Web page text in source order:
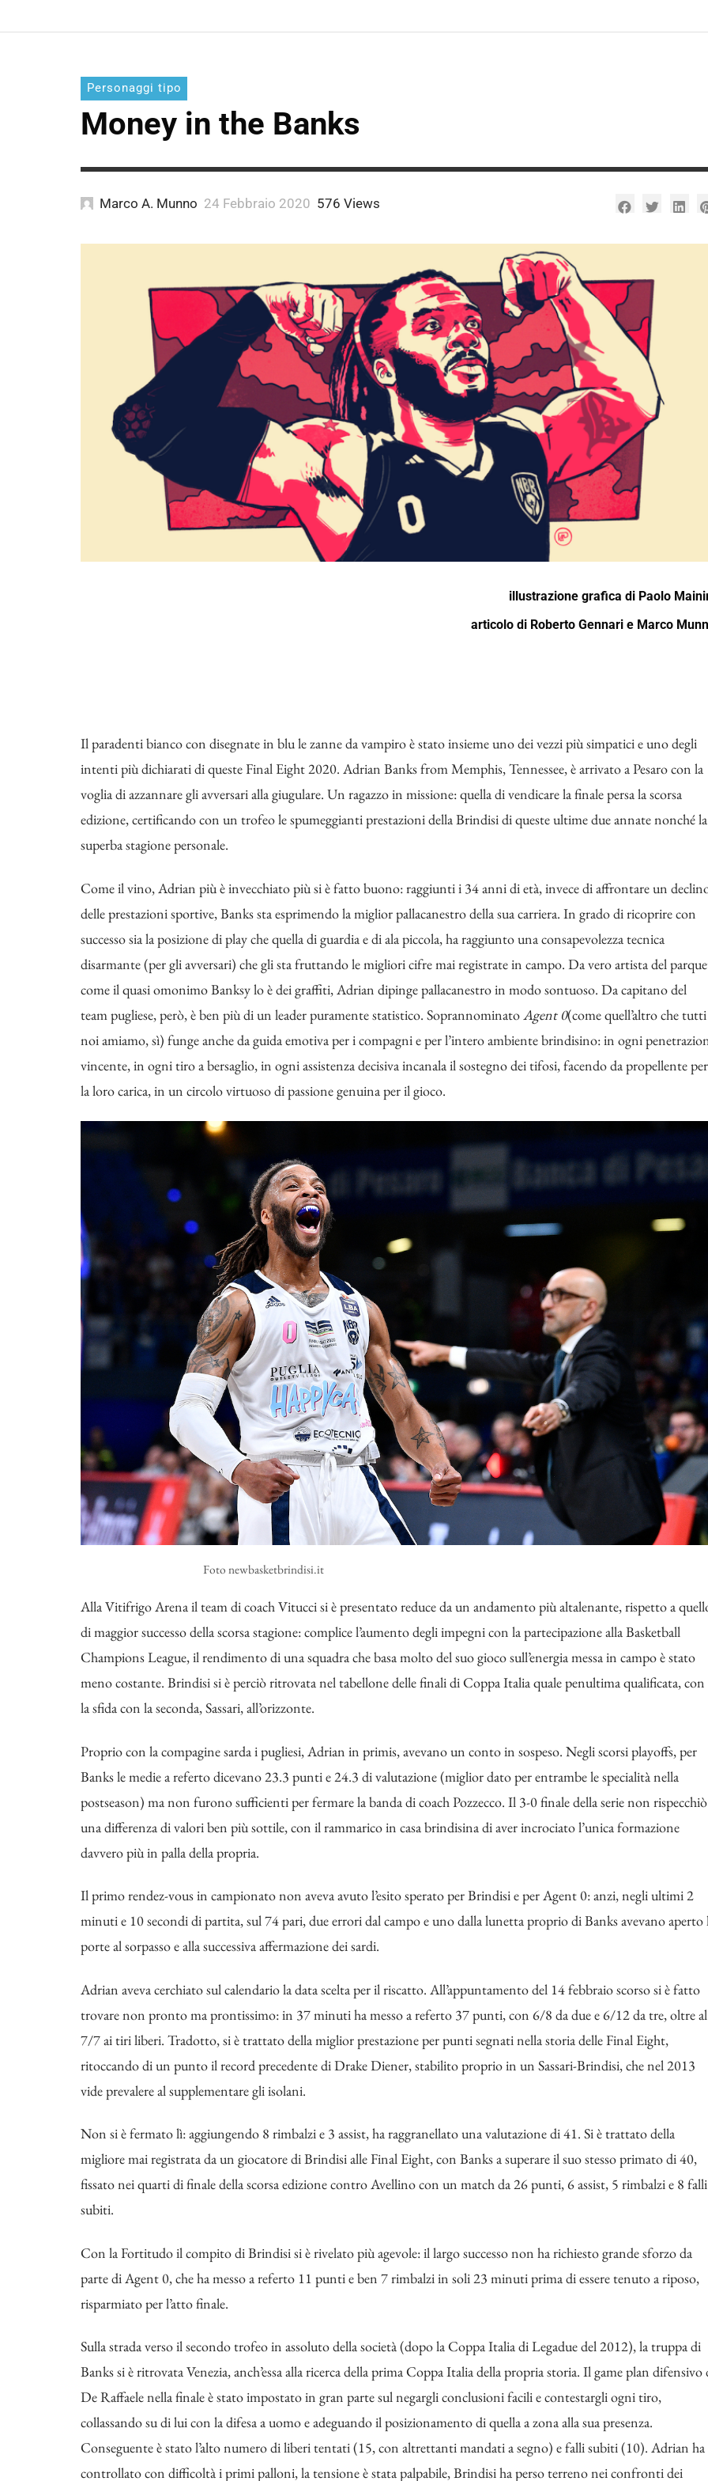
Personaggi tipo
Money in the Banks
Marco A. Munno 24 Febbraio 2020 576 Views
illustrazione grafica di Paolo
articolo di Roberto Gennari e Marco
Il paradenti bianco con disegnate in blu le zanne da vampiro è stato insieme uno dei vezzi più simpatici e uno degli
intenti più dichiarati di queste Final Eight 2020. Adrian Banks from Memphis, Tennessee, è arrivato a Pesaro con la
voglia di azzannare gli avversari alla giugulare. Un ragazzo in missione: quella di vendicare la finale persa la scorsa
edizione, certificando con un trofeo le spumeggianti prestazioni della Brindisi di queste ultime due annate nonché la
superba stagione personale.
Come il vino, Adrian più è invecchiato più si è fatto buono: raggiunti i 34 anni di età, invece di affrontare un
delle prestazioni sportive, Banks sta esprimendo la miglior pallacanestro della sua carriera. In grado di ricoprire con
successo sia la posizione di play che quella di guardia e di ala piccola, ha raggiunto una consapevolezza tecnica
disarmante (per gli avversari) che gli sta fruttando le migliori cifre mai registrate in campo. Da vero artista del
come il quasi omonimo Banksy lo è dei graffiti, Adrian dipinge pallacanestro in modo sontuoso. Da capitano del
team pugliese, però, è ben più di un leader puramente statistico. SoprannominatoAgent 0(come quell’altro che tutti
noi amiamo, sì) funge anche da guida emotiva per i compagni e per l’intero ambiente brindisino: in ogni
vincente, in ogni tiro a bersaglio, in ogni assistenza decisiva incanala il sostegno dei tifosi, facendo da propellente per
la loro carica, in un circolo virtuoso di passione genuina per il gioco.
Foto newbasketbrindisi.it
Alla Vitifrigo Arena il team di coach Vitucci si è presentato reduce da un andamento più altalenante, rispetto a
di maggior successo della scorsa stagione: complice l’aumento degli impegni con la partecipazione alla Basketball
Champions League, il rendimento di una squadra che basa molto del suo gioco sull’energia messa in campo è stato
meno costante. Brindisi si è perciò ritrovata nel tabellone delle finali di Coppa Italia quale penultima qualificata, con
la sfida con la seconda, Sassari, all’orizzonte.
Proprio con la compagine sarda i pugliesi, Adrian in primis, avevano un conto in sospeso. Negli scorsi playoffs, per
Banks le medie a referto dicevano 23.3 punti e 24.3 di valutazione (miglior dato per entrambe le specialità nella
postseason) ma non furono sufficienti per fermare la banda di coach Pozzecco. Il 3-0 finale della serie non rispecchiò
una differenza di valori ben più sottile, con il rammarico in casa brindisina di aver incrociato l’unica formazione
davvero più in palla della propria.
Il primo rendez-vous in campionato non aveva avuto l’esito sperato per Brindisi e per Agent 0: anzi, negli ultimi 2
minuti e 10 secondi di partita, sul 74 pari, due errori dal campo e uno dalla lunetta proprio di Banks avevano aperto
porte al sorpasso e alla successiva affermazione dei sardi.
Adrian aveva cerchiato sul calendario la data scelta per il riscatto. All’appuntamento del 14 febbraio scorso si è fatto
trovare non pronto ma prontissimo: in 37 minuti ha messo a referto 37 punti, con 6/8 da due e 6/12 da tre, oltre al
7/7 ai tiri liberi. Tradotto, si è trattato della miglior prestazione per punti segnati nella storia delle Final Eight,
ritoccando di un punto il record precedente di Drake Diener, stabilito proprio in un Sassari-Brindisi, che nel 2013
vide prevalere al supplementare gli isolani.
Non si è fermato lì: aggiungendo 8 rimbalzi e 3 assist, ha raggranellato una valutazione di 41. Si è trattato della
migliore mai registrata da un giocatore di Brindisi alle Final Eight, con Banks a superare il suo stesso primato di 40,
fissato nei quarti di finale della scorsa edizione contro Avellino con un match da 26 punti, 6 assist, 5 rimbalzi e 8 falli
subiti.
Con la Fortitudo il compito di Brindisi si è rivelato più agevole: il largo successo non ha richiesto grande sforzo da
parte di Agent 0, che ha messo a referto 11 punti e ben 7 rimbalzi in soli 23 minuti prima di essere tenuto a riposo,
risparmiato per l’atto finale.
Sulla strada verso il secondo trofeo in assoluto della società (dopo la Coppa Italia di Legadue del 2012), la truppa di
Banks si è ritrovata Venezia, anch’essa alla ricerca della prima Coppa Italia della propria storia. Il game plan difensivo
De Raffaele nella finale è stato impostato in gran parte sul negargli conclusioni facili e contestargli ogni tiro,
collassando su di lui con la difesa a uomo e adeguando il posizionamento di quella a zona alla sua presenza.
Conseguente è stato l’alto numero di liberi tentati (15, con altrettanti mandati a segno) e falli subiti (10). Adrian ha
controllato con difficoltà i primi palloni, la tensione è stata palpabile, Brindisi ha perso terreno nei confronti dei